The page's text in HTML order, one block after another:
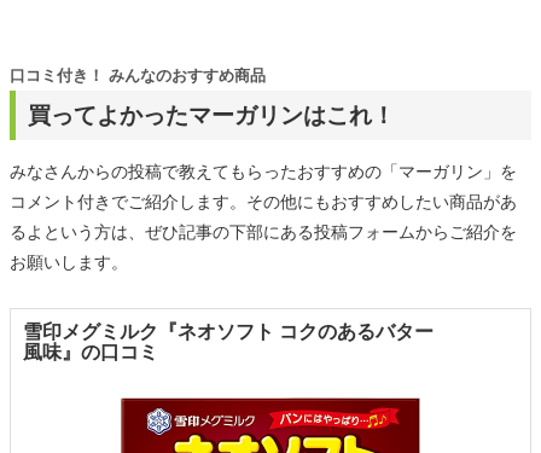
買ってよかったマーガリンはこれ！
口コミ付き！ みんなのおすすめ商品
みなさんからの投稿で教えてもらったおすすめの「マーガリン」を
コメント付きでご紹介します。その他にもおすすめしたい商品があ
るよという方は、ぜひ記事の下部にある投稿フォームからご紹介を
お願いします。
雪印メグミルク『ネオソフト コクのあるバター
風味』の口コミ